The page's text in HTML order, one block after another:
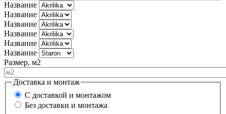
Название
Название
Название
Название
Название
Название
Размер, м2
Доставка и монтаж
С доставкой и монтажом
Без доставки и монтажа